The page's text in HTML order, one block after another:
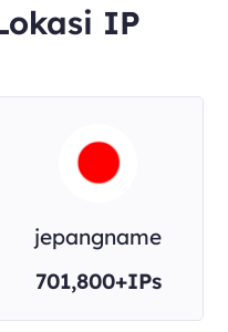
IP
jepangname
701,800+IPs